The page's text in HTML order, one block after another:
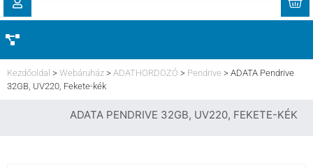
LETÖLTÉSEK
HASZNÁLT LAPTOP
AKCIÓ
Kezdőoldal > Webáruház > ADATHORDOZÓ > Pendrive > ADATA Pendrive
32GB, UV220, Fekete-kék
ADATA PENDRIVE 32GB, UV220, FEKETE-KÉK